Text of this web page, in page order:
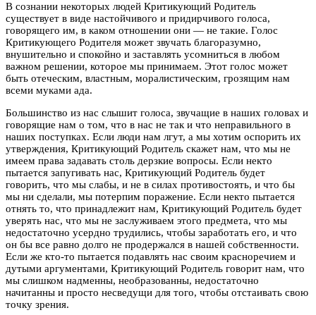
В сознании некоторых людей Критикующий Родитель
существует в виде настойчивого и придирчивого голоса,
говорящего им, в каком отношении они — не такие. Голос
Критикующего Родителя может звучать благоразумно,
внушительно и спокойно и заставлять усомниться в любом
важном решении, которое мы принимаем. Этот голос может
быть отеческим, властным, моралистическим, грозящим нам
всеми муками ада.
Большинство из нас слышит голоса, звучащие в наших головах и
говорящие нам о том, что в нас не так и что неправильного в
наших поступках. Если люди нам лгут, а мы хотим оспорить их
утверждения, Критикующий Родитель скажет нам, что мы не
имеем права задавать столь дерзкие вопросы. Если некто
пытается запугивать нас, Критикующий Родитель будет
говорить, что мы слабы, и не в силах противостоять, и что бы
мы ни сделали, мы потерпим поражение. Если некто пытается
отнять то, что принадлежит нам, Критикующий Родитель будет
уверять нас, что мы не заслуживаем этого предмета, что мы
недостаточно усердно трудились, чтобы заработать его, и что
он бы все равно долго не продержался в нашей собственности.
Если же кто-то пытается подавлять нас своим красноречием и
дутыми аргументами, Критикующий Родитель говорит нам, что
мы слишком надменны, необразованны, недостаточно
начитанны и просто несведущи для того, чтобы отстаивать свою
точку зрения.